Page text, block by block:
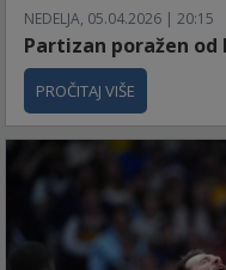
NEDELJA, 05.04.2026 | 20:15
Partizan poražen od
PROČITAJ VIŠE